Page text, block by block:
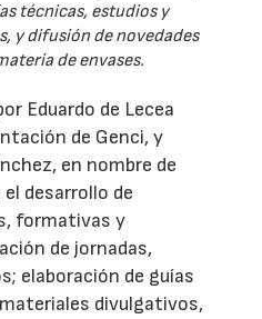
técnicas, estudios y
y difusión de novedades
de envases.
Eduardo de Lecea
de Genci, y
en nombre de
desarrollo de
formativas y
de jornadas,
elaboración de guías
divulgativos,